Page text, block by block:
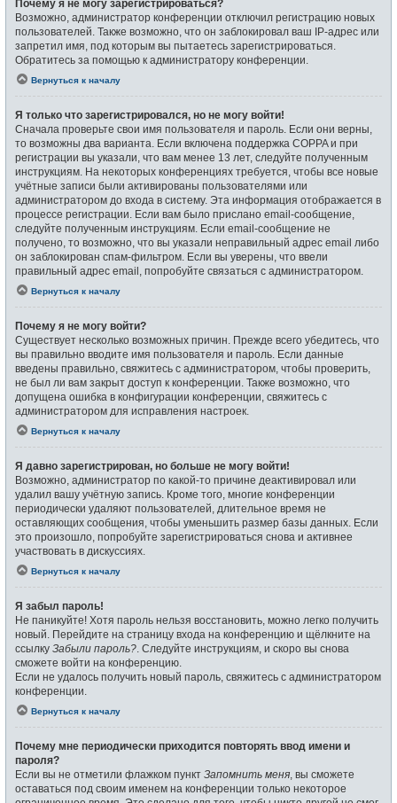
Почему я не могу зарегистрироваться?
Возможно, администратор конференции отключил регистрацию новых
пользователей. Также возможно, что он заблокировал ваш IP-адрес или
запретил имя, под которым вы пытаетесь зарегистрироваться.
Обратитесь за помощью к администратору конференции.
Вернуться к началу
Я только что зарегистрировался, но не могу войти!
Сначала проверьте свои имя пользователя и пароль. Если они верны,
то возможны два варианта. Если включена поддержка COPPA и при
регистрации вы указали, что вам менее 13 лет, следуйте полученным
инструкциям. На некоторых конференциях требуется, чтобы все новые
учётные записи были активированы пользователями или
администратором до входа в систему. Эта информация отображается в
процессе регистрации. Если вам было прислано email-сообщение,
следуйте полученным инструкциям. Если email-сообщение не
получено, то возможно, что вы указали неправильный адрес email либо
он заблокирован спам-фильтром. Если вы уверены, что ввели
правильный адрес email, попробуйте связаться с администратором.
Вернуться к началу
Почему я не могу войти?
Существует несколько возможных причин. Прежде всего убедитесь, что
вы правильно вводите имя пользователя и пароль. Если данные
введены правильно, свяжитесь с администратором, чтобы проверить,
не был ли вам закрыт доступ к конференции. Также возможно, что
допущена ошибка в конфигурации конференции, свяжитесь с
администратором для исправления настроек.
Вернуться к началу
Я давно зарегистрирован, но больше не могу войти!
Возможно, администратор по какой-то причине деактивировал или
удалил вашу учётную запись. Кроме того, многие конференции
периодически удаляют пользователей, длительное время не
оставляющих сообщения, чтобы уменьшить размер базы данных. Если
это произошло, попробуйте зарегистрироваться снова и активнее
участвовать в дискуссиях.
Вернуться к началу
Я забыл пароль!
Не паникуйте! Хотя пароль нельзя восстановить, можно легко получить
новый. Перейдите на страницу входа на конференцию и щёлкните на
ссылку Забыли пароль? . Следуйте инструкциям, и скоро вы снова
сможете войти на конференцию.
Если не удалось получить новый пароль, свяжитесь с администратором
конференции.
Вернуться к началу
Почему мне периодически приходится повторять ввод имени и
пароля?
Если вы не отметили флажком пункт Запомнить меня , вы сможете
оставаться под своим именем на конференции только некоторое